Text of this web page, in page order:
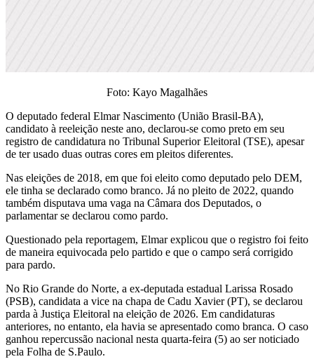
Foto: Kayo Magalhães
O deputado federal Elmar Nascimento (União Brasil-BA),
candidato à reeleição neste ano, declarou-se como preto em seu
registro de candidatura no Tribunal Superior Eleitoral (TSE), apesar
de ter usado duas outras cores em pleitos diferentes.
Nas eleições de 2018, em que foi eleito como deputado pelo DEM,
ele tinha se declarado como branco. Já no pleito de 2022, quando
também disputava uma vaga na Câmara dos Deputados, o
parlamentar se declarou como pardo.
Questionado pela reportagem, Elmar explicou que o registro foi feito
de maneira equivocada pelo partido e que o campo será corrigido
para pardo.
No Rio Grande do Norte, a ex-deputada estadual Larissa Rosado
(PSB), candidata a vice na chapa de Cadu Xavier (PT), se declarou
parda à Justiça Eleitoral na eleição de 2026. Em candidaturas
anteriores, no entanto, ela havia se apresentado como branca. O caso
ganhou repercussão nacional nesta quarta-feira (5) ao ser noticiado
pela Folha de S.Paulo.